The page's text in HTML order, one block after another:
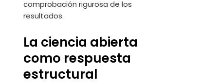
comprobación rigurosa de los
resultados.
La ciencia abierta
como respuesta
estructural